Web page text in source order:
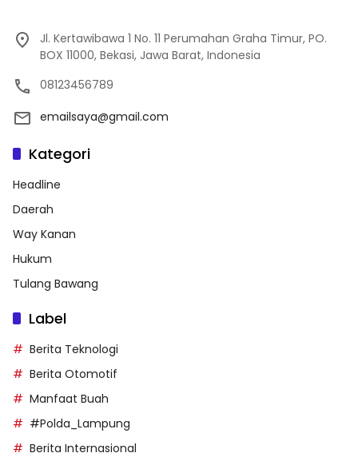
Jl. Kertawibawa 1 No. 11 Perumahan Graha Timur, PO.
BOX 11000, Bekasi, Jawa Barat, Indonesia
08123456789
emailsaya@gmail.com
Kategori
Headline
Daerah
Way Kanan
Hukum
Tulang Bawang
Label
Berita Teknologi
Berita Otomotif
Manfaat Buah
#Polda_Lampung
Berita Internasional